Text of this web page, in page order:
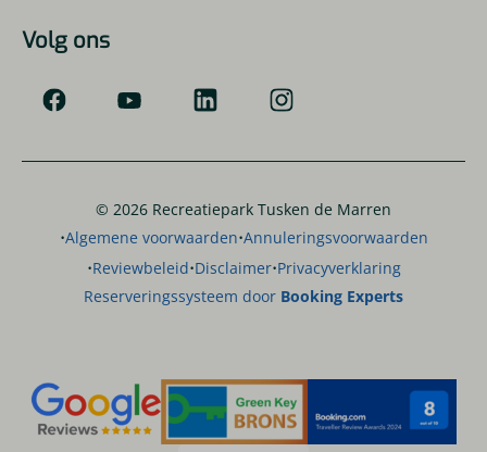
Volg ons
© 2026 Recreatiepark Tusken de Marren
·Algemene voorwaarden·Annuleringsvoorwaarden
·Reviewbeleid·Disclaimer·Privacyverklaring
Reserveringssysteem door Booking Experts